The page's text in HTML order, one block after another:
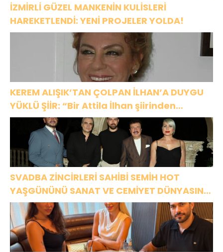
İZMİRLİ GÜZEL MANKENİN KULİSLERİ
HAREKETLENDİ: YENİ PROJELER YOLDA!
KEREM ALIŞIK’TAN ÇOLPAN İLHAN’A DUYGU
YÜKLÜ ŞİİR: “Bir Attila İlhan şiirinden
çıkmıştı sanki”
SVADBA ZİNCİRLERİ SAHİBİ SEMİH HOT
YAŞGÜNÜNÜ SANAT VE CEMİYET DÜNYASININ
ÜNLÜ İSİMLERİYLE KUTLADI!